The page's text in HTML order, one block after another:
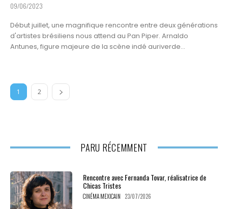
09/06/2023
Début juillet, une magnifique rencontre entre deux générations
d'artistes brésiliens nous attend au Pan Piper. Arnaldo
Antunes, figure majeure de la scène indé auriverde...
1 2
PARU RÉCEMMENT
Rencontre avec Fernanda Tovar, réalisatrice de
Chicas Tristes
CINÉMA MEXICAIN 23/07/2026